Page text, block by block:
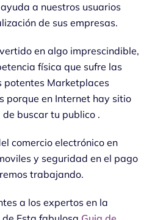
a nuestros usuarios
de sus empresas.
en algo imprescindible,
física que sufre las
potentes Marketplaces
porque en Internet hay sitio
buscar tu publico .
comercio electrónico en
y seguridad en el pago
trabajando.
a los expertos en la